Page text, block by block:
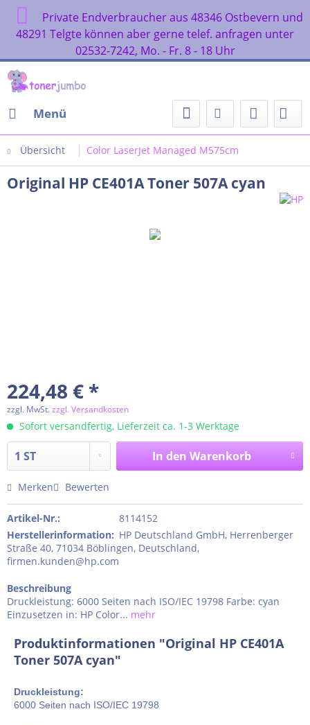
Private Endverbraucher aus 48346 Ostbevern und
48291 Telgte können aber gerne telef. anfragen unter
02532-7242, Mo. - Fr. 8 - 18 Uhr
Menü
Übersicht Color LaserJet Managed M575cm
Original HP CE401A Toner 507A cyan
224,48 € *
zzgl. MwSt.zzgl. Versandkosten
Sofort versandfertig, Lieferzeit ca. 1-3 Werktage
In den Warenkorb
Merken Bewerten
Artikel-Nr.:
8114152
Herstellerinformation: HP Deutschland GmbH, Herrenberger
Straße 40, 71034 Böblingen, Deutschland,
firmen.kunden@hp.com
Beschreibung
Druckleistung: 6000 Seiten nach ISO/IEC 19798 Farbe: cyan
Einzusetzen in: HP Color... mehr
Produktinformationen "Original HP CE401A
Toner 507A cyan"
Druckleistung:
6000 Seiten nach ISO/IEC 19798